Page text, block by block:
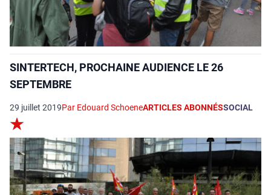
SINTERTECH, PROCHAINE AUDIENCE LE 26
SEPTEMBRE
29 juillet 2019Par Edouard SchoeneARTICLES ABONNÉSSOCIAL